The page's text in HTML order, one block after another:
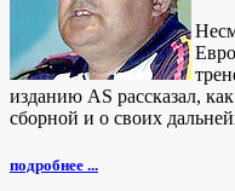
изданию AS рассказал,
сборной и о своих
подробнее ...